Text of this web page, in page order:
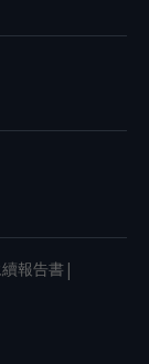
續報告書 |